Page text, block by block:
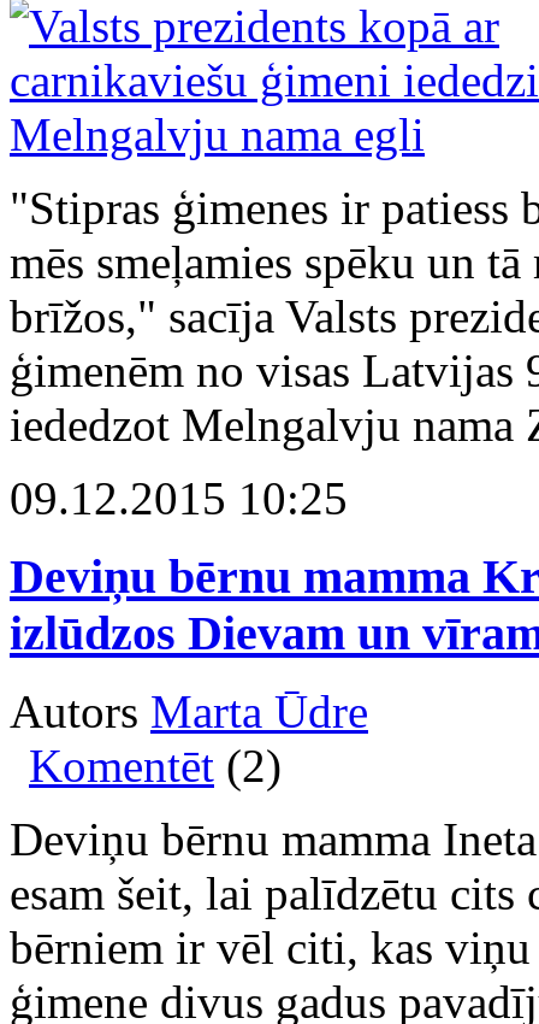
"Stipras ģimenes ir
mēs smeļamies spēku un
brīžos," sacīja Valsts
ģimenēm no visas Latvijas
iededzot Melngalvju nama
09.12.2015 10:25
Deviņu bērnu mamma
izlūdzos Dievam un
Autors Marta Ūdre
Komentēt (2)
Deviņu bērnu mamma
esam šeit, lai palīdzētu cits
bērniem ir vēl citi, kas
ģimene divus gadus